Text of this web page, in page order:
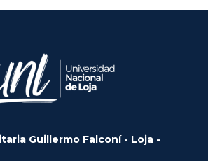
Guillermo Falconí - Loja -